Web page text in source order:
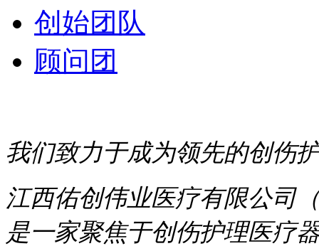
创始团队
顾问团
我们致力于成为领先的创伤
江西佑创伟业医疗有限公司
是一家聚焦于创伤护理医疗